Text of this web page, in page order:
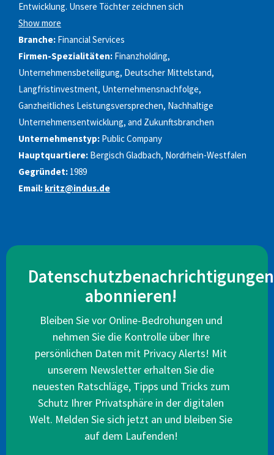
Entwicklung. Unsere Töchter zeichnen sich
Show more
Branche: Financial Services
Firmen-Spezialitäten: Finanzholding,
Unternehmensbeteiligung, Deutscher Mittelstand,
Langfristinvestment, Unternehmensnachfolge,
Ganzheitliches Leistungsversprechen, Nachhaltige
Unternehmensentwicklung, and Zukunftsbranchen
Unternehmenstyp: Public Company
Hauptquartiere: Bergisch Gladbach, Nordrhein-Westfalen
Gegründet: 1989
Email: kritz@indus.de
Datenschutzbenachrichtigungen
abonnieren!
Bleiben Sie vor Online-Bedrohungen und
nehmen Sie die Kontrolle über Ihre
persönlichen Daten mit Privacy Alerts! Mit
unserem Newsletter erhalten Sie die
neuesten Ratschläge, Tipps und Tricks zum
Schutz Ihrer Privatsphäre in der digitalen
Welt. Melden Sie sich jetzt an und bleiben Sie
auf dem Laufenden!